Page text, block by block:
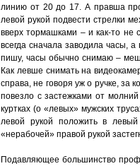
линию от 20 до 17. А правша
левой рукой подвести стрелки
вверх тормашками – и как-то не
всегда сначала заводила часы,
пишу, часы обычно снимаю –
Как левше снимать на
справа, не говоря уж о ручке,
повезло с застежками от
куртках (о «левых» мужских
левой рукой положить в
«нерабочей» правой рукой
Подавляющее большинство